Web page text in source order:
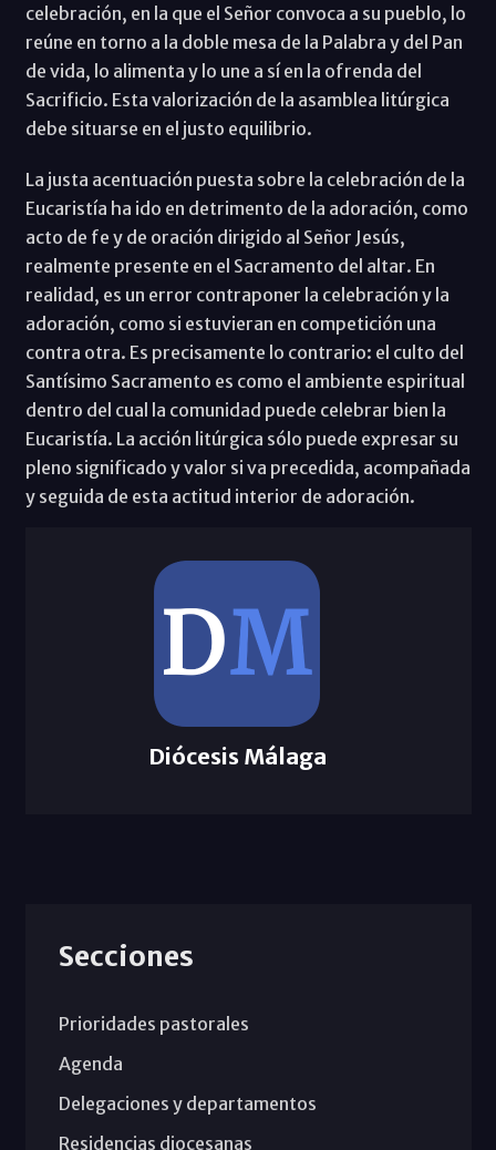
celebración, en la que el Señor convoca a su pueblo, lo
reúne en torno a la doble mesa de la Palabra y del Pan
de vida, lo alimenta y lo une a sí en la ofrenda del
Sacrificio. Esta valorización de la asamblea litúrgica
debe situarse en el justo equilibrio.
La justa acentuación puesta sobre la celebración de la
Eucaristía ha ido en detrimento de la adoración, como
acto de fe y de oración dirigido al Señor Jesús,
realmente presente en el Sacramento del altar. En
realidad, es un error contraponer la celebración y la
adoración, como si estuvieran en competición una
contra otra. Es precisamente lo contrario: el culto del
Santísimo Sacramento es como el ambiente espiritual
dentro del cual la comunidad puede celebrar bien la
Eucaristía. La acción litúrgica sólo puede expresar su
pleno significado y valor si va precedida, acompañada
y seguida de esta actitud interior de adoración.
Diócesis Málaga
Secciones
Prioridades pastorales
Agenda
Delegaciones y departamentos
Residencias diocesanas